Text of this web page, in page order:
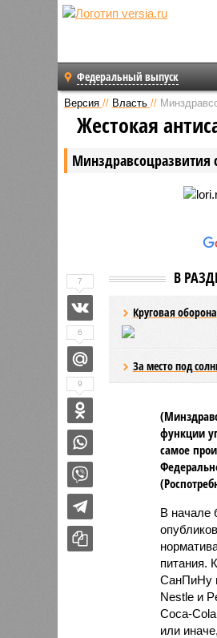
Федеральный выпуск
Версия // Власть //
Минздравсоцразвития
Жестокая
В
Круговая оборона
За место под
функции
самое
В начале
питания.
СанПиНу
Nestle и
Coca-
или
7
6
9